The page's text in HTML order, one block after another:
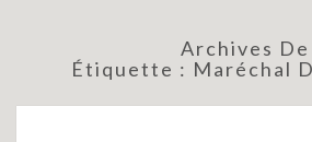
Archives De
Étiquette : Maréchal